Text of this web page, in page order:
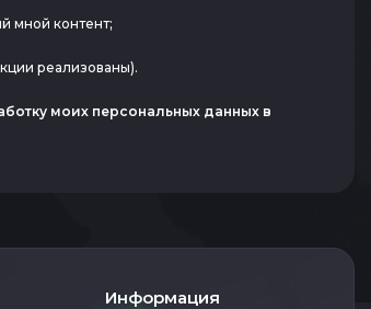
мной контент;
реализованы).
моих персональных данных в
Информация